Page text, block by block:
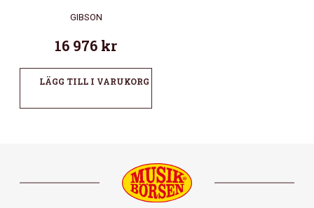
GIBSON
16 976 kr
LÄGG TILL I VARUKORG